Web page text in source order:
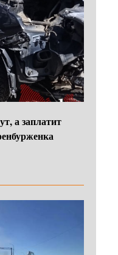
а заплатит